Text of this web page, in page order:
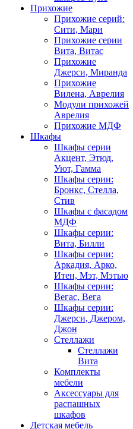
Прихожие
Прихожие серий:
Сити, Мари
Прихожие серии
Вита, Витас
Прихожие
Джерси, Миранда
Прихожие
Вилена, Аврелия
Модули прихожей
Аврелия
Прихожие МДФ
Шкафы
Шкафы серии
Акцент, Этюд,
Уют, Гамма
Шкафы серии:
Бронкс, Стелла,
Стив
Шкафы с фасадом
МДФ
Шкафы серии:
Вита, Билли
Шкафы серии:
Аркадия, Арко,
Итен, Мэт, Мэтью
Шкафы серии:
Вегас, Вега
Шкафы серии:
Джерси, Джером,
Джон
Стеллажи
Стеллажи
Вита
Комплекты
мебели
Аксессуары для
распашных
шкафов
Детская мебель